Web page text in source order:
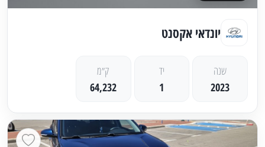
יונדאי אקסנט
שנה
2023
יד
1
ק״מ
64,232